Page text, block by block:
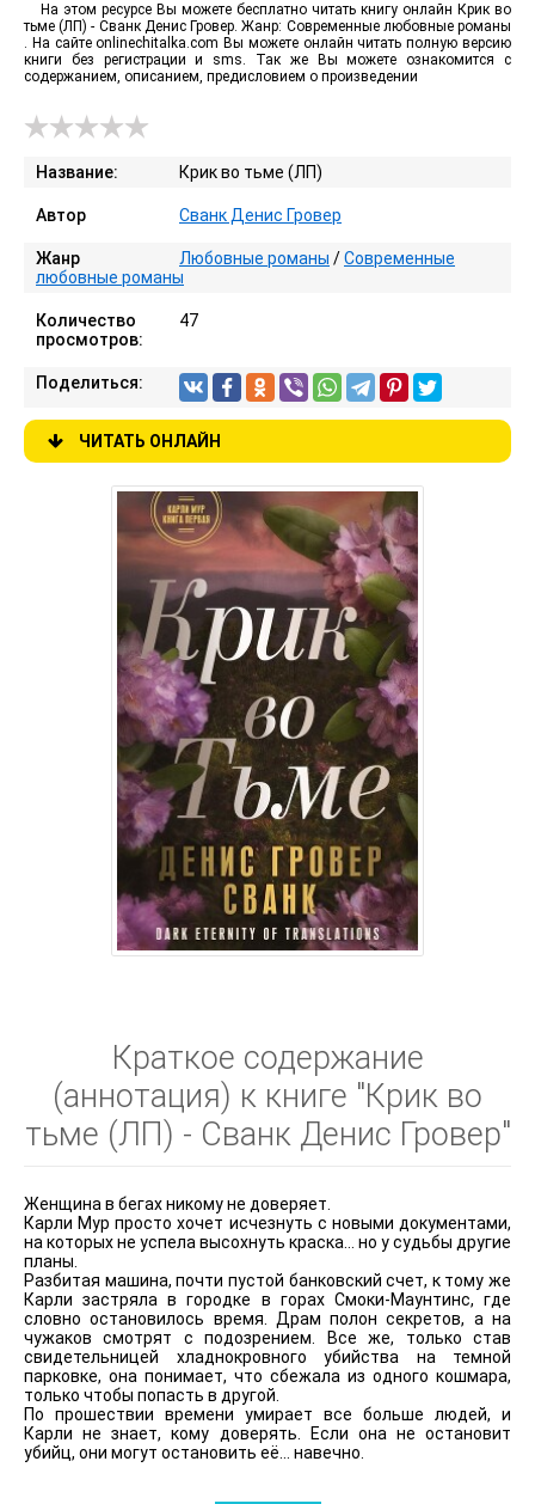
На этом ресурсе Вы можете бесплатно читать книгу онлайн Крик во
тьме (ЛП) - Сванк Денис Гровер. Жанр: Современные любовные романы
. На сайте onlinechitalka.com Вы можете онлайн читать полную версию
книги без регистрации и sms. Так же Вы можете ознакомится с
содержанием, описанием, предисловием о произведении
Название: Крик во тьме (ЛП)
Автор Сванк Денис Гровер
Жанр Любовные романы /Современные
любовные романы
Количество
просмотров:
47
Поделиться:
ЧИТАТЬ ОНЛАЙН
Краткое содержание
(аннотация) к книге "Крик во
тьме (ЛП) - Сванк Денис Гровер"
Женщина в бегах никому не доверяет.
Карли Мур просто хочет исчезнуть с новыми документами,
на которых не успела высохнуть краска… но у судьбы другие
планы.
Разбитая машина, почти пустой банковский счет, к тому же
Карли застряла в городке в горах Смоки-Маунтинс, где
словно остановилось время. Драм полон секретов, а на
чужаков смотрят с подозрением. Все же, только став
свидетельницей хладнокровного убийства на темной
парковке, она понимает, что сбежала из одного кошмара,
только чтобы попасть в другой.
По прошествии времени умирает все больше людей, и
Карли не знает, кому доверять. Если она не остановит
убийц, они могут остановить её… навечно.